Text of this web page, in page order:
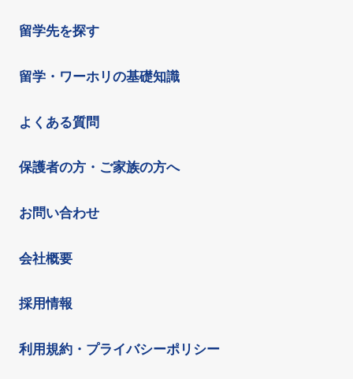
留学先を探す
留学・ワーホリの基礎知識
よくある質問
保護者の方・ご家族の方へ
お問い合わせ
会社概要
採用情報
利用規約・プライバシーポリシー